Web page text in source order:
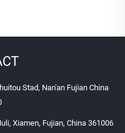
Stad, Nan'an Fujian China
Xiamen, Fujian, China 361006